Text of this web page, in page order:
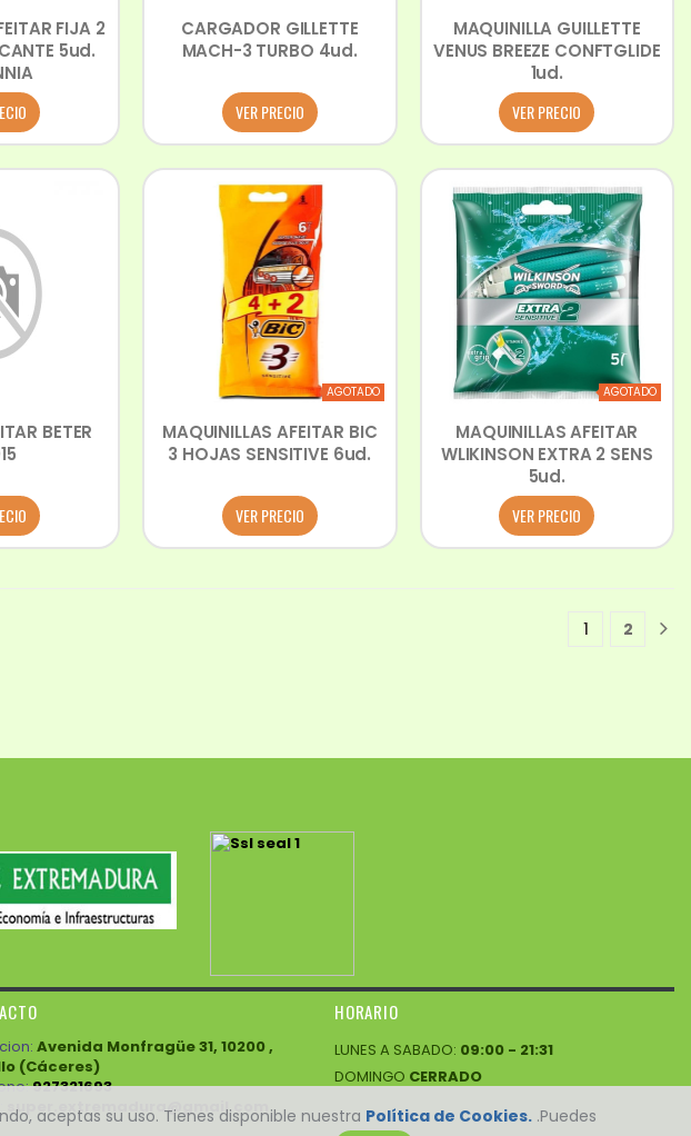
aceptas su uso. Tienes disponible nuestra Política de Cookies. .Puedes
FIJA 2
5ud.
CARGADOR GILLETTE
MACH-3 TURBO 4ud.
VER PRECIO
MAQUINILLA GUILLETTE
VENUS BREEZE CONFTGLIDE
1ud.
VER PRECIO
BETER
AGOTADO
MAQUINILLAS AFEITAR BIC
3 HOJAS SENSITIVE 6ud.
VER PRECIO
AGOTADO
MAQUINILLAS AFEITAR
WLIKINSON EXTRA 2 SENS
5ud.
VER PRECIO
11 2
Avenida Monfragüe 31, 10200 ,
(Cáceres)
927321693
super.extremadura@gmail.com
HORARIO
LUNES A SABADO: 09:00 - 21:31
DOMINGO CERRADO